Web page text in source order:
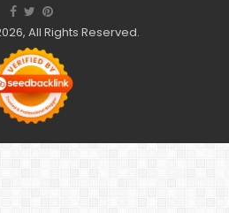
All Rights Reserved.